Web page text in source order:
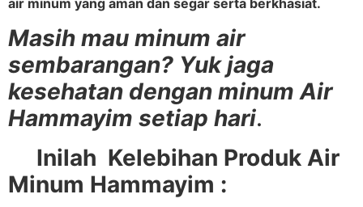
air minum yang aman dan segar serta berkhasiat.
Masih mau minum air
sembarangan? Yuk jaga
kesehatan dengan minum Air
Hammayim setiap hari.
Inilah Kelebihan Produk Air
Minum Hammayim :